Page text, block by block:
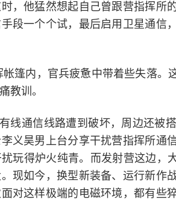
，他猛然想起自己曾跟营指挥所
段一个个试，最后启用卫星通信
篷内，官兵疲惫中带着些失落
教训。
线通信线路遭到破坏，周边还被
义昊男上台分享干扰营指挥所通
玩得炉火纯青。而发射营这边，
现如今，换型新装备、运行新作
对这样极端的电磁环境，都有些